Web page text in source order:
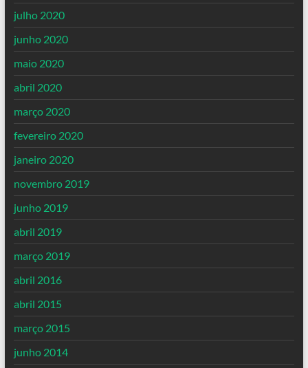
julho 2020
junho 2020
maio 2020
abril 2020
março 2020
fevereiro 2020
janeiro 2020
novembro 2019
junho 2019
abril 2019
março 2019
abril 2016
abril 2015
março 2015
junho 2014